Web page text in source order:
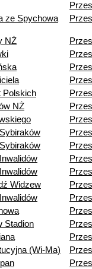
ze Spychowa
NŻ
Polskich
NŻ
Widzew
Stadion
(Wi-Ma)